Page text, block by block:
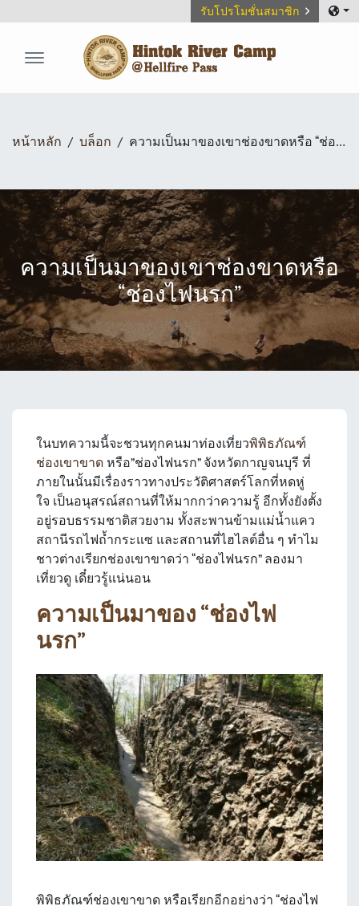
รับโปรโมชั่นสมาชิก
หน้าหลัก บล็อก ความเป็นมาของเขาช่องขาดหรือ “ช่องไฟนรก”
ความเป็นมาของเขาช่องขาดหรือ
“ช่องไฟนรก”
ในบทความนี้จะชวนทุกคนมาท่องเที่ยวพิพิธภัณฑ์
ช่องเขาขาด หรือ”ช่องไฟนรก” จังหวัดกาญจนบุรี ที่
ภายในนั้นมีเรื่องราวทางประวัติศาสตร์โลกที่หดหู่
ใจ เป็นอนุสรณ์สถานที่ให้มากกว่าความรู้ อีกทั้งยังตั้ง
อยู่รอบธรรมชาติสวยงาม ทั้งสะพานข้ามแม่น้ำแคว
สถานีรถไฟถ้ำกระแซ และสถานที่ไฮไลต์อื่น ๆ ทำไม
ชาวต่างเรียกช่องเขาขาดว่า “ช่องไฟนรก” ลองมา
เที่ยวดู เดี๋ยวรู้แน่นอน
ความเป็นมาของ “ช่องไฟ
นรก”
พิพิธภัณฑ์ช่องเขาขาด หรือเรียกอีกอย่างว่า “ช่องไฟ